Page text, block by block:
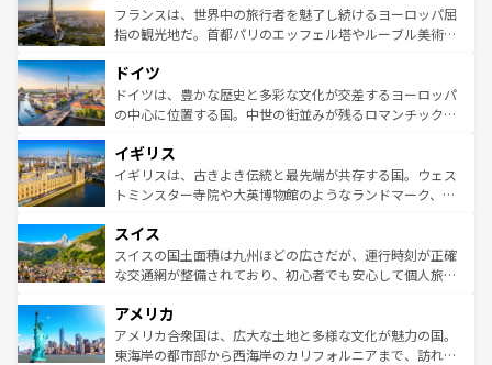
なお、新着のイタリア情報はコンテンツ一覧 を参照してほ
しい。
れる闘牛、そして美味しいタパスが生活の一部となってい
る。首都マドリードの洗練された雰囲気や、バルセロナの
の城塞都市、穏やかなビーチリゾートまで多彩な表情を見
せる。地方によって風土や気候が異なるスペインはその個
性で訪れる人を魅了する。 なお、新着のスペイン情報はコ
フランスは、世界中の旅行者を魅了し続けるヨーロッパ屈
指の観光地だ。首都パリのエッフェル塔やルーブル美術館
で、幅広い魅力が詰まっている。華麗な宮殿、歴史的な大
聖堂、美しいビーチ、そして豊かな自然が、訪れる者を心
から魅了する。また、フランスは美食の国としても知ら
いる。シャンパンの発祥地であるランス、プロヴァンスの
香り高いラベンダー畑など、多彩な楽しみ方が可能だ。さ
らに、パリ以外の地域にも魅力が溢れており、どの街角に
れる地方に足を運ぶとそれぞれで全く異なる文化を体験で
きるだろう。 なお、新着のフランス情報はコンテンツ一覧
を参照してほしい。
ドイツ
ドイツは、豊かな歴史と多彩な文化が交差するヨーロッパ
の中心に位置する国。中世の街並みが残るロマンチック街
顔を持つこの国は、どこを歩いても飽きることがない。ベ
ルリンの文化的活気、バイエルン州のアルプスの絶景、そ
してライン川沿いのワイン畑といった風景は必見。ビール
は、お酒好きな人にはぜひ体験してほしい。 なお、新着の
ドイツ情報はコンテンツ一覧を参照してほしい。
イギリス
イギリスは、古きよき伝統と最先端が共存する国。ウェス
トミンスター寺院や大英博物館のようなランドマーク、歴
リアごとに異なる魅力がある。また、優雅なアフタヌーン
ティー、ビール好きにはたまらない英国パブ、サッカー観
戦など、本場だからこそできる体験も豊富。イギリスを旅
ンツ一覧を参照してほしい。
スイス
スイスの国土面積は九州ほどの広さだが、運行時刻が正確
な交通網が整備されており、初心者でも安心して個人旅行
の建物がそのまま残る町や、スイスならではのユニークな
博物館もあり、アルプス観光だけでなく町歩きも満喫する
ことができる。国民の所得が高いため物価も高いが、旅行
アメリカ
アメリカ合衆国は、広大な土地と多様な文化が魅力の国。
東海岸の都市部から西海岸のカリフォルニアまで、訪れる